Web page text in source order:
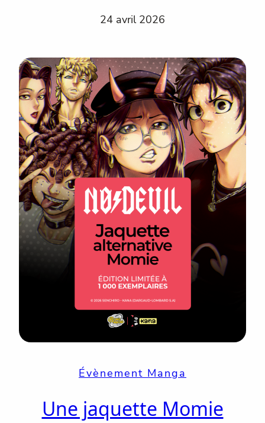
24 avril 2026
Évènement Manga
Une jaquette Momie